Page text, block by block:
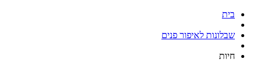
בית
שבלונות לאיפור פנים
חיות